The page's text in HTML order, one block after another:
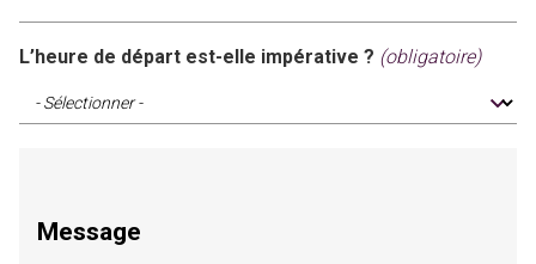
L’heure de départ est-elle impérative ? (obligatoire)
Message